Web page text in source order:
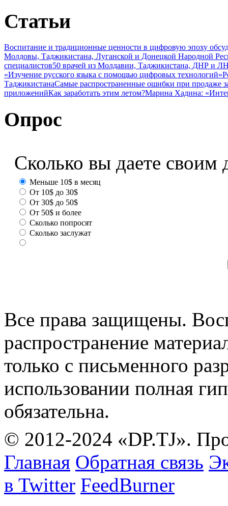
Статьи
Воспитание и традиционные ценности в цифровую эпоху
Молдовы, Таджикистана, Луганской и Донецкой Народной
специалистов50 врачей из Молдавии, Таджикистана, ДНР и
«Изучение русского языка с помощью цифровых технологий»
ТаджикистанаСамые распространенные ошибки при продаже
приложенийКак заработать этим летом?Марина Хадина:
Опрос
Сколько вы даете своим
Меньше 10$ в месяц
От 10$ до 30$
От 30$ до 50$
От 50$ и более
Сколько попросят
Сколько заслужат
Все права защищены.
распространение
только с письменного
использовании полная
обязательна.
© 2012-2024 «DP.TJ».
Главная Обратная связь
в Twitter FeedBurner